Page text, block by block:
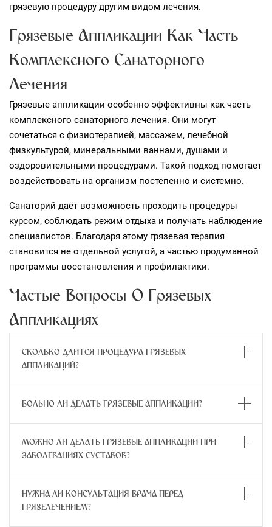
грязевую процедуру другим видом лечения.
Грязевые Аппликации Как Часть
Комплексного Санаторного
Лечения
Грязевые аппликации особенно эффективны как часть
комплексного санаторного лечения. Они могут
сочетаться с физиотерапией, массажем, лечебной
физкультурой, минеральными ваннами, душами и
оздоровительными процедурами. Такой подход помогает
воздействовать на организм постепенно и системно.
Санаторий даёт возможность проходить процедуры
курсом, соблюдать режим отдыха и получать наблюдение
специалистов. Благодаря этому грязевая терапия
становится не отдельной услугой, а частью продуманной
программы восстановления и профилактики.
Частые Вопросы О Грязевых
Аппликациях
СКОЛЬКО ДЛИТСЯ ПРОЦЕДУРА ГРЯЗЕВЫХ
АППЛИКАЦИЙ?
БОЛЬНО ЛИ ДЕЛАТЬ ГРЯЗЕВЫЕ АППЛИКАЦИИ?
МОЖНО ЛИ ДЕЛАТЬ ГРЯЗЕВЫЕ АППЛИКАЦИИ ПРИ
ЗАБОЛЕВАНИЯХ СУСТАВОВ?
НУЖНА ЛИ КОНСУЛЬТАЦИЯ ВРАЧА ПЕРЕД
ГРЯЗЕЛЕЧЕНИЕМ?